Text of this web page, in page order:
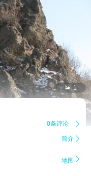
 1
0条评论 
简介 
地图 